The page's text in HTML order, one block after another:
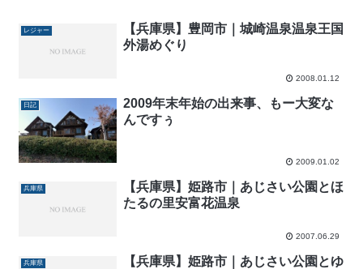
レジャー
【兵庫県】豊岡市｜城崎温泉温泉王国
外湯めぐり
2008.01.12
日記
2009年末年始の出来事、もー大変な
んですぅ
2009.01.02
兵庫県
【兵庫県】姫路市｜あじさい公園とほ
たるの里安富花温泉
2007.06.29
兵庫県
【兵庫県】姫路市｜あじさい公園とゆ